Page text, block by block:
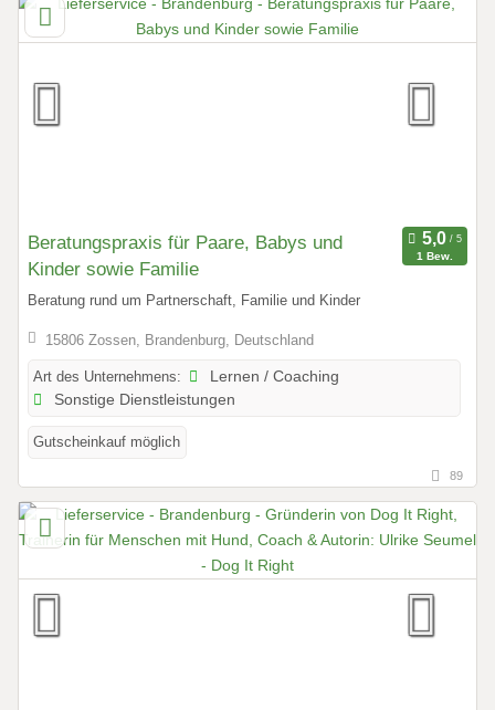
Beratungspraxis für Paare, Babys und
Kinder sowie Familie
1 Bew.
Beratung rund um Partnerschaft, Familie und Kinder
15806 Zossen, Brandenburg, Deutschland
Art des Unternehmens:
Lernen / Coaching
Sonstige Dienstleistungen
Gutscheinkauf möglich
89